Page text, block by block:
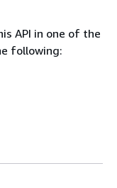
API in one of the
following: